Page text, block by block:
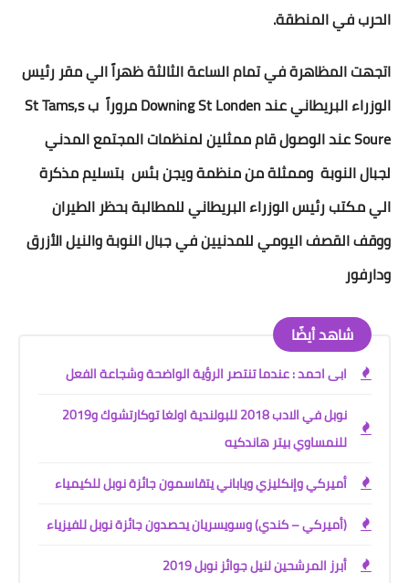
الحرب في المنطقة.
اتجهت المظاهرة في تمام الساعة الثالثة ظهراً الي مقر رئيس
الوزراء البريطاني عندDowning St Londenمروراً بSt Tams,s
Soureعند الوصول قام ممثلين لمنظمات المجتمع المدني
لجبال النوبة وممثلة من منظمة ويجن بئس بتسليم مذكرة
الي مكتب رئيس الوزراء البريطاني للمطالبة بحظر الطيران
ووقف القصف اليومي للمدنيين في جبال النوبة والنيل الأزرق
ودارفور
شاهد أيضًا
ابى احمد : عندما تنتصر الرؤية الواضحة وشجاعة الفعل
نوبل في الادب 2018 للبولندية اولغا توكارتشوك و2019
للنمساوي بيتر هاندكيه
أميركي وإنكليزي وياباني يتقاسمون جائزة نوبل للكيمياء
(أميركي – كندي) وسويسريان يحصدون جائزة نوبل للفيزياء
أبرز المرشحين لنيل جوائز نوبل 2019